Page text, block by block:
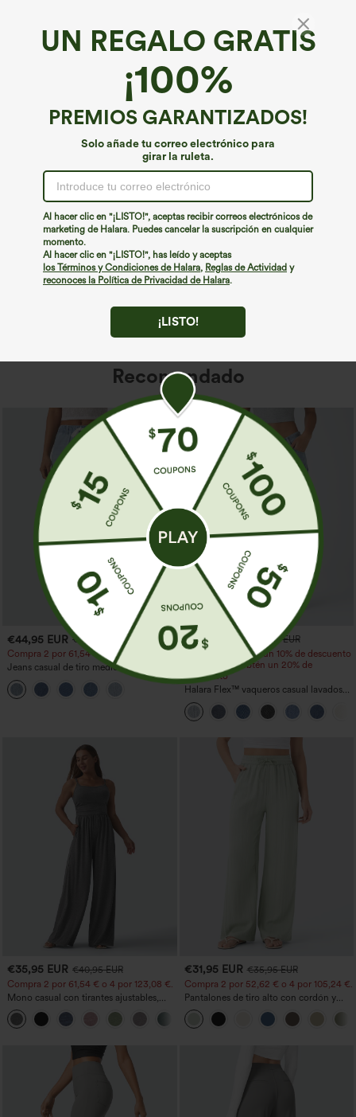
UN REGALO GRATIS
¡100%
PREMIOS GARANTIZADOS!
Solo añade tu correo electrónico para
girar la ruleta.
Al hacer clic en "¡LISTO!", aceptas recibir correos electrónicos de
marketing de Halara. Puedes cancelar la suscripción en cualquier
momento.
Al hacer clic en "¡LISTO!", has leído y aceptas
los Términos y Condiciones de Halara, Reglas de Actividad y
reconoces la Política de Privacidad de Halara.
¡LISTO!
¡Ups!
No podemos encontrar la página que estás buscando.
Seguir comprando
Recomendado
€44,95 EUR €49,95 EUR
Compra 2 por 61,54 € o 4 por 123,08 €.
Jeans casual de tiro medio con cordón y
bolsillos
€44,95 EUR
€49,95 EUR
Compra 2 y obtén un 10% de descuento
| Compra 3 y obtén un 20% de
descuento
Halara Flex™ vaqueros casual lavados
asimétricos de tiro bajo con bolsillos
con cremallera, corte baggy y pierna
ancha
€35,95 EUR €40,95 EUR
Compra 2 por 61,54 € o 4 por 123,08 €.
Mono casual con tirantes ajustables,
fruncidos, pierna ancha, tejido jaspeado
y bolsillos - Easy Peezy
€31,95 EUR €35,95 EUR
Compra 2 por 52,62 € o 4 por 105,24 €.
Pantalones de tiro alto con cordón y
bolsillos, pernera ancha, holgados y de
estilo casual con tacto de lino.